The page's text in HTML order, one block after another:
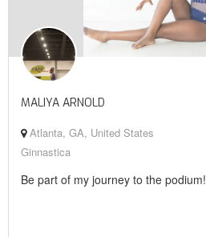
MALIYA ARNOLD
Atlanta, GA, United States
Ginnastica
Be part of my journey to the podium!